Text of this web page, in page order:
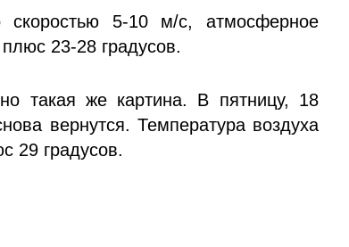
скоростью 5-10 м/с, атмосферное
23-28 градусов.
такая же картина. В пятницу, 18
вернутся. Температура воздуха
29 градусов.